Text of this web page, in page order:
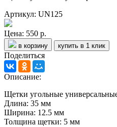
Артикул: UN125
Цена: 550 р.
в корзину купить в 1 клик
Поделиться
Описание:
Щетки угольные
Длина: 35 мм
Ширина: 12.5 мм
Толщина щетки: 5 мм